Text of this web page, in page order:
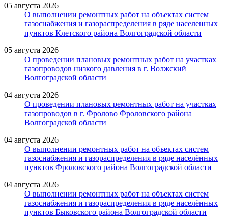
05 августа 2026
О выполнении ремонтных работ на объектах систем
газоснабжения и газораспределения в ряде населенных
пунктов Клетского района Волгоградской области
05 августа 2026
О проведении плановых ремонтных работ на участках
газопроводов низкого давления в г. Волжский
Волгоградской области
04 августа 2026
О проведении плановых ремонтных работ на участках
газопроводов в г. Фролово Фроловского района
Волгоградской области
04 августа 2026
О выполнении ремонтных работ на объектах систем
газоснабжения и газораспределения в ряде населённых
пунктов Фроловского района Волгоградской области
04 августа 2026
О выполнении ремонтных работ на объектах систем
газоснабжения и газораспределения в ряде населённых
пунктов Быковского района Волгоградской области